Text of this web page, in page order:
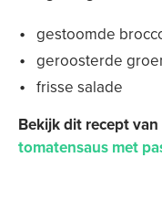
gestoomde
geroosterde
frisse salade
Bekijk dit recept van
tomatensaus met